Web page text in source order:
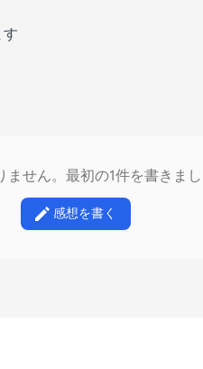
ません。最初の1件を書きまし
感想を書く